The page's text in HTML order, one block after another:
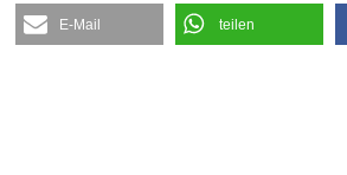
E-Mail teilen